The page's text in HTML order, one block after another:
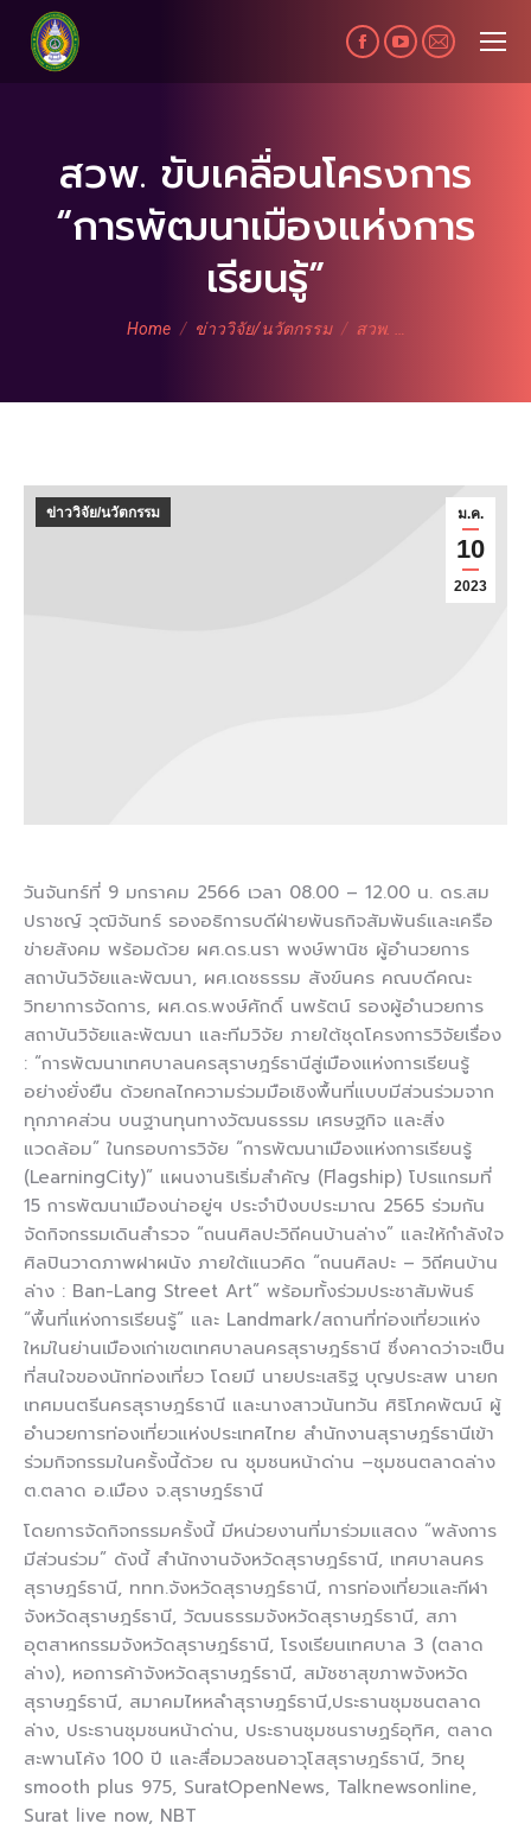
Facebook
page
new
window
YouTube
page
new
window
Mail
page
new
window
สวพ. ขับเคลื่อนโครงการ
“การพัฒนาเมืองแห่งการ
เรียนรู้”
You are here:
Home ข่าววิจัย/นวัตกรรม สวพ. …
ม.ค.
10
2023
ข่าววิจัย/นวัตกรรม
วันจันทร์ที่ 9 มกราคม 2566 เวลา 08.00 – 12.00 น. ดร.สม
ปราชญ์ วุฒิจันทร์ รองอธิการบดีฝ่ายพันธกิจสัมพันธ์และเครือ
ข่ายสังคม พร้อมด้วย ผศ.ดร.นรา พงษ์พานิช ผู้อำนวยการ
สถาบันวิจัยและพัฒนา, ผศ.เดชธรรม สังข์นคร คณบดีคณะ
วิทยาการจัดการ, ผศ.ดร.พงษ์ศักดิ์ นพรัตน์ รองผู้อำนวยการ
สถาบันวิจัยและพัฒนา และทีมวิจัย ภายใต้ชุดโครงการวิจัยเรื่อง
: “การพัฒนาเทศบาลนครสุราษฎร์ธานีสู่เมืองแห่งการเรียนรู้
อย่างยั่งยืน ด้วยกลไกความร่วมมือเชิงพื้นที่แบบมีส่วนร่วมจาก
ทุกภาคส่วน บนฐานทุนทางวัฒนธรรม เศรษฐกิจ และสิ่ง
แวดล้อม” ในกรอบการวิจัย “การพัฒนาเมืองแห่งการเรียนรู้
(LearningCity)” แผนงานริเริ่มสำคัญ (Flagship) โปรแกรมที่
15 การพัฒนาเมืองน่าอยู่ฯ ประจำปีงบประมาณ 2565 ร่วมกัน
จัดกิจกรรมเดินสำรวจ “ถนนศิลปะวิถีคนบ้านล่าง” และให้กำลังใจ
ศิลปินวาดภาพฝาผนัง ภายใต้แนวคิด “ถนนศิลปะ – วิถีฅนบ้าน
ล่าง : Ban-Lang Street Art” พร้อมทั้งร่วมประชาสัมพันธ์
“พื้นที่แห่งการเรียนรู้” และ Landmark/สถานที่ท่องเที่ยวแห่ง
ใหม่ในย่านเมืองเก่าเขตเทศบาลนครสุราษฎร์ธานี ซึ่งคาดว่าจะเป็น
ที่สนใจของนักท่องเที่ยว โดยมี นายประเสริฐ บุญประสพ นายก
เทศมนตรีนครสุราษฎร์ธานี และนางสาวนันทวัน ศิริโภคพัฒน์ ผู้
อำนวยการท่องเที่ยวแห่งประเทศไทย สำนักงานสุราษฎร์ธานีเข้า
ร่วมกิจกรรมในครั้งนี้ด้วย ณ ชุมชนหน้าด่าน –ชุมชนตลาดล่าง
ต.ตลาด อ.เมือง จ.สุราษฎร์ธานี
โดยการจัดกิจกรรมครั้งนี้ มีหน่วยงานที่มาร่วมแสดง “พลังการ
มีส่วนร่วม” ดังนี้ สำนักงานจังหวัดสุราษฎร์ธานี, เทศบาลนคร
สุราษฎร์ธานี, ททท.จังหวัดสุราษฎร์ธานี, การท่องเที่ยวและกีฬา
จังหวัดสุราษฎร์ธานี, วัฒนธรรมจังหวัดสุราษฎร์ธานี, สภา
อุตสาหกรรมจังหวัดสุราษฎร์ธานี, โรงเรียนเทศบาล 3 (ตลาด
ล่าง), หอการค้าจังหวัดสุราษฎร์ธานี, สมัชชาสุขภาพจังหวัด
สุราษฎร์ธานี, สมาคมไหหลำสุราษฎร์ธานี,ประธานชุมชนตลาด
ล่าง, ประธานชุมชนหน้าด่าน, ประธานชุมชนราษฏร์อุทิศ, ตลาด
สะพานโค้ง 100 ปี และสื่อมวลชนอาวุโสสุราษฎร์ธานี, วิทยุ
smooth plus 975, SuratOpenNews, Talknewsonline,
Surat live now, NBT